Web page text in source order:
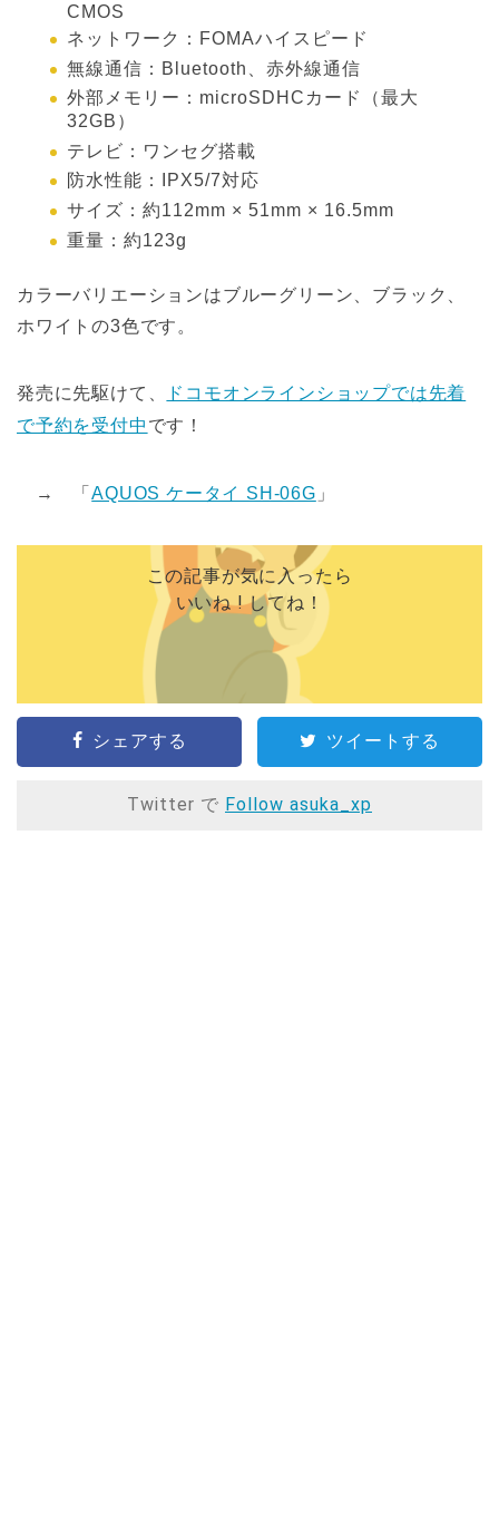
CMOS
ネットワーク：FOMAハイスピード
無線通信：Bluetooth、赤外線通信
外部メモリー：microSDHCカード（最大
32GB）
テレビ：ワンセグ搭載
防水性能：IPX5/7対応
サイズ：約112mm × 51mm × 16.5mm
重量：約123g
カラーバリエーションはブルーグリーン、ブラック、
ホワイトの3色です。
発売に先駆けて、
ドコモオンラインショップでは先着
で予約を受付中 です！
→ 「AQUOS ケータイ SH-06G 」
この記事が気に入ったら
いいね ! してね！
シェアする ツイートする
Twitter で Follow asuka_xp